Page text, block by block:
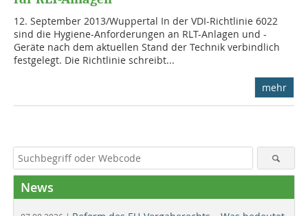
12. September 2013/Wuppertal In der VDI-Richtlinie 6022
sind die Hygiene-Anforderungen an RLT-Anlagen und -
Geräte nach dem aktuellen Stand der Technik verbindlich
festgelegt. Die Richtlinie schreibt...
mehr
News